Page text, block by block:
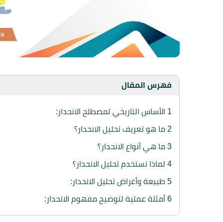
فهرس المقال
1 الأساس التاريخي لمصطلح الانحدار:
2 ما هو تعريف تحليل الانحدار؟
3 ما هي أنواع الانحدار؟
4 لماذا نستخدم تحليل الانحدار؟
5 طبيعة وأغراض تحليل الانحدار:
6 أمثلة عملية لتوضيح مفهوم الانحدار: